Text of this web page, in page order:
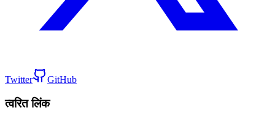
Twitter GitHub
त्वरित लिंक